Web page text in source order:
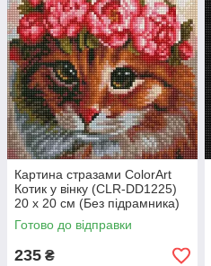
Картина стразами ColorArt
Котик у вінку (CLR-DD1225)
20 х 20 см (Без підрамника)
Готово до відправки
235 ₴